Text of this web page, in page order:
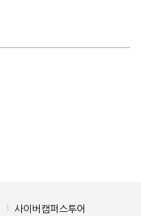
사이버캠퍼스투어